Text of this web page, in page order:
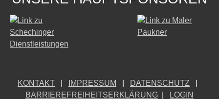
KONTAKT IMPRESSUM DATENSCHUTZ
BARRIEREFREIHEITSERKLÄRUNG
LOGIN